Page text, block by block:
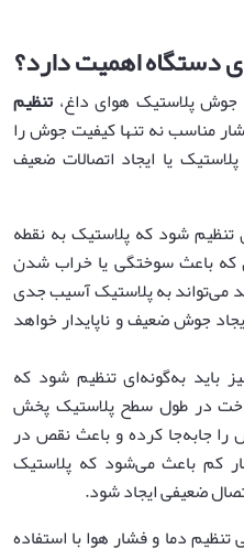
دستگاه اهمیت دارد؟
جوش پلاستیک هوای داغ، تنظیم
مناسب نه تنها کیفیت جوش را
یا ایجاد اتصالات ضعیف
تنظیم شود که پلاستیک به نقطه
که باعث سوختگی یا خراب شدن
می‌تواند به پلاستیک آسیب جدی
جوش ضعیف و ناپایدار خواهد
باید به‌گونه‌ای تنظیم شود که
در طول سطح پلاستیک پخش
جابه‌جا کرده و باعث نقص در
کم باعث می‌شود که پلاستیک
ضعیفی ایجاد شود.
تنظیم دما و فشار هوا با استفاده